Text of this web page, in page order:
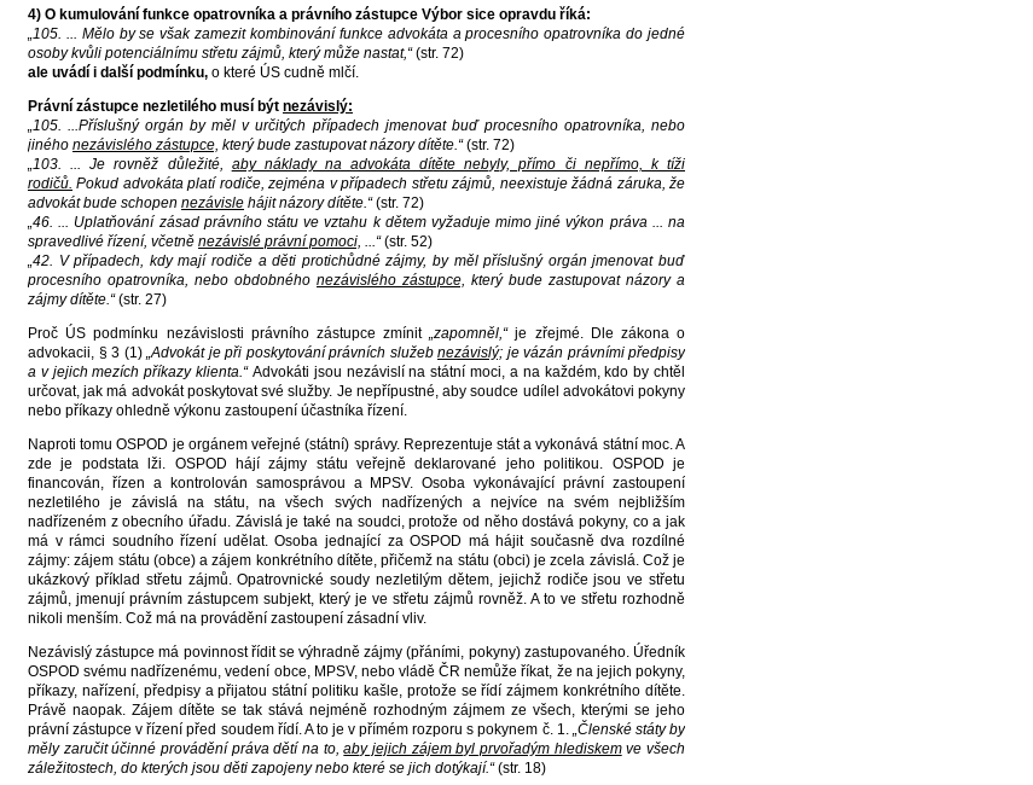
4) O kumulování funkce opatrovníka a právního zástupce Výbor sice opravdu říká:
„105. ... Mělo by se však zamezit kombinování funkce advokáta a procesního opatrovníka do jedné
osoby kvůli potenciálnímu střetu zájmů, který může nastat,“(str. 72)
ale uvádí i další podmínku, o které ÚS cudně mlčí.
Právní zástupce nezletilého musí být nezávislý:
„105. ...Příslušný orgán by měl v určitých případech jmenovat buď procesního opatrovníka, nebo
jiného nezávislého zástupce, který bude zastupovat názory dítěte.“(str. 72)
„103. ... Je rovněž důležité, aby náklady na advokáta dítěte nebyly, přímo či nepřímo, k tíži
rodičů. Pokud advokáta platí rodiče, zejména v případech střetu zájmů, neexistuje žádná záruka, že
advokát bude schopen nezávisle hájit názory dítěte.“(str. 72)
„46. ... Uplatňování zásad právního státu ve vztahu k dětem vyžaduje mimo jiné výkon práva ... na
spravedlivé řízení, včetně nezávislé právní pomoci, ...“(str. 52)
„42. V případech, kdy mají rodiče a děti protichůdné zájmy, by měl pří­slušný orgán jmenovat buď
procesního opatrovníka, nebo obdobného nezávislého zástupce, který bude zastupovat názory a
zájmy dítěte.“(str. 27)
Proč ÚS podmínku nezávislosti právního zástupce zmínit„zapomněl,“je zřejmé. Dle zákona o
advokacii, § 3 (1) „Advokát je při poskytování právních služeb nezávislý; je vázán právními předpisy
a v jejich mezích příkazy klienta.“Advokáti jsou nezávislí na státní moci, a na každém, kdo by chtěl
určovat, jak má advokát poskytovat své služby. Je nepřípustné, aby soudce udílel advokátovi pokyny
nebo příkazy ohledně výkonu zastoupení účastníka řízení.
Naproti tomu OSPOD je orgánem veřejné (státní) správy. Reprezentuje stát a vykonává státní moc. A
zde je podstata lži. OSPOD hájí zájmy státu veřejně deklarované jeho politikou. OSPOD je
financován, řízen a kontrolován samosprávou a MPSV. Osoba vykonávající právní zastoupení
nezletilého je závislá na státu, na všech svých nadřízených a nejvíce na svém nejbližším
nadřízeném z obecního úřadu. Závislá je také na soudci, protože od něho dostává pokyny, co a jak
má v rámci soudního řízení udělat. Osoba jednající za OSPOD má hájit současně dva rozdílné
zájmy: zájem státu (obce) a zájem konkrétního dítěte, přičemž na státu (obci) je zcela závislá. Což je
ukázkový příklad střetu zájmů. Opatrovnické soudy nezletilým dětem, jejichž rodiče jsou ve střetu
zájmů, jmenují právním zástupcem subjekt, který je ve střetu zájmů rovněž. A to ve střetu rozhodně
nikoli menším. Což má na provádění zastoupení zásadní vliv.
Nezávislý zástupce má povinnost řídit se výhradně zájmy (přáními, pokyny) zastupovaného. Úředník
OSPOD svému nadřízenému, vedení obce, MPSV, nebo vládě ČR nemůže říkat, že na jejich pokyny,
příkazy, nařízení, předpisy a přijatou státní politiku kašle, protože se řídí zájmem konkrétního dítěte.
Právě naopak. Zájem dítěte se tak stává nejméně rozhodným zájmem ze všech, kterými se jeho
právní zástupce v řízení před soudem řídí. A to je v přímém rozporu s pokynem č. 1. „Členské státy by
měly zaručit účinné provádění práva dětí na to,aby jejich zájem byl prvořadým hlediskemve všech
záležitostech, do kterých jsou děti zapojeny nebo které se jich dotýkají.“(str. 18)